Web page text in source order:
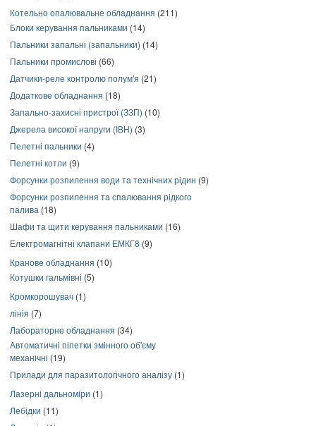
Котельно опалювальне обладнання (211)
Блоки керування пальниками (14)
Пальники запальні (запальники) (14)
Пальники промислові (66)
Датчики-реле контролю полум'я (21)
Додаткове обладнання (18)
Запально-захисні пристрої (ЗЗП) (10)
Джерела високої напруги (ІВН) (3)
Пелетні пальники (4)
Пелетні котли (9)
Форсунки розпилення води та технічних рідин (9)
Форсунки розпилення та спалювання рідкого
палива (18)
Шафи та щити керування пальниками (16)
Електромагнітні клапани ЕМКГ8 (9)
Кранове обладнання (10)
Котушки гальмівні (5)
Кромкорошувач (1)
лінія (7)
Лабораторне обладнання (34)
Автоматичні піпетки змінного об'єму
механічні (19)
Прилади для паразитологічного аналізу (1)
Лазерні дальноміри (1)
Лебідки (11)